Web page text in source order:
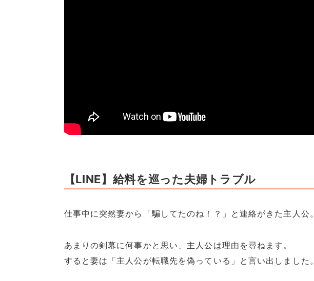
【LINE】給料を巡った夫婦トラブル
仕事中に突然妻から「騙してたのね！？」と連絡がきた主人公。
あまりの剣幕に何事かと思い、主人公は理由を尋ねます。
すると妻は「主人公が転職先を偽っている」と言い出しました。